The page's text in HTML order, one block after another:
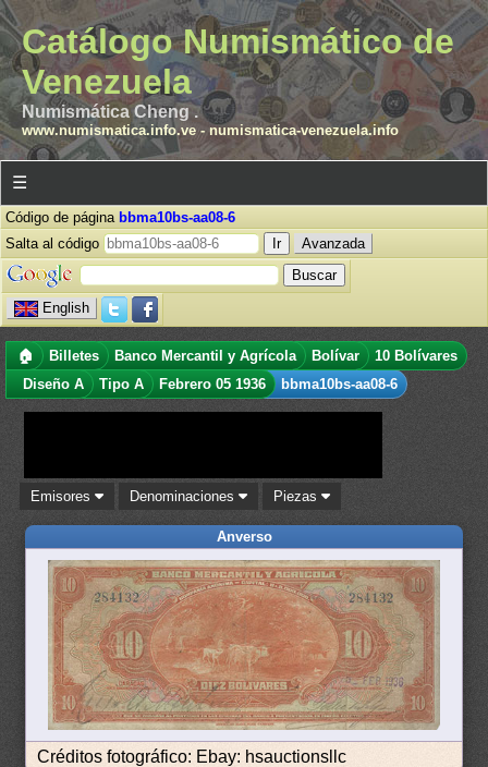
Catálogo Numismático de
Venezuela
Numismática Cheng .
www.numismatica.info.ve- numismatica-venezuela.info
☰
Código de página bbma10bs-aa08-6
Salta al código
Avanzada
English
🏠 Billetes Banco Mercantil y Agrícola Bolívar
10 Bolívares
Diseño A
Tipo A Febrero 05 1936 bbma10bs-aa08-6
Emisores Denominaciones Piezas
Anverso
Créditos fotográfico: Ebay: hsauctionsllc